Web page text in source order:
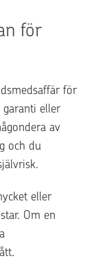
för
för
garanti eller
av
och du
eller
Om en